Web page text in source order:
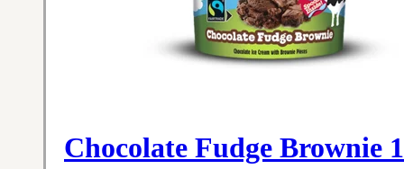
Chocolate Fudge Brownie